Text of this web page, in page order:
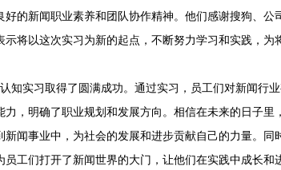
的新闻职业素养和团队协作精神。他们感谢搜狗、公
将以这次实习为新的起点，不断努力学习和实践，为
知实习取得了圆满成功。通过实习，员工们对新闻行
，明确了职业规划和发展方向。相信在未来的日子里
闻事业中，为社会的发展和进步贡献自己的力量。同
工们打开了新闻世界的大门，让他们在实践中成长和